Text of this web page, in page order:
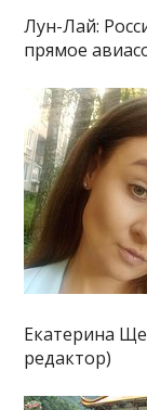
Лун-Лай:
прямое
Екатерина
редактор)